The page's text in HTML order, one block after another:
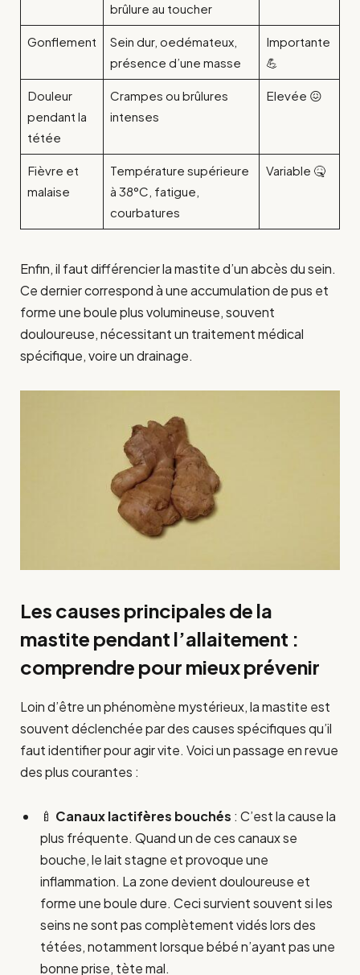
brûlure au toucher
Gonflement
Sein dur, oedémateux,
présence d’une masse
Importante
💪
Douleur
pendant la
tétée
Crampes ou brûlures
intenses
Elevée 😖
Fièvre et
malaise
Température supérieure
à 38°C, fatigue,
courbatures
Variable 🤒
Enfin, il faut différencier la mastite d’un abcès du sein.
Ce dernier correspond à une accumulation de pus et
forme une boule plus volumineuse, souvent
douloureuse, nécessitant un traitement médical
spécifique, voire un drainage.
Les causes principales de la
mastite pendant l’allaitement :
comprendre pour mieux prévenir
Loin d’être un phénomène mystérieux, la mastite est
souvent déclenchée par des causes spécifiques qu’il
faut identifier pour agir vite. Voici un passage en revue
des plus courantes :
🍼 Canaux lactifères bouchés : C’est la cause la
plus fréquente. Quand un de ces canaux se
bouche, le lait stagne et provoque une
inflammation. La zone devient douloureuse et
forme une boule dure. Ceci survient souvent si les
seins ne sont pas complètement vidés lors des
tétées, notamment lorsque bébé n’ayant pas une
bonne prise, tète mal.